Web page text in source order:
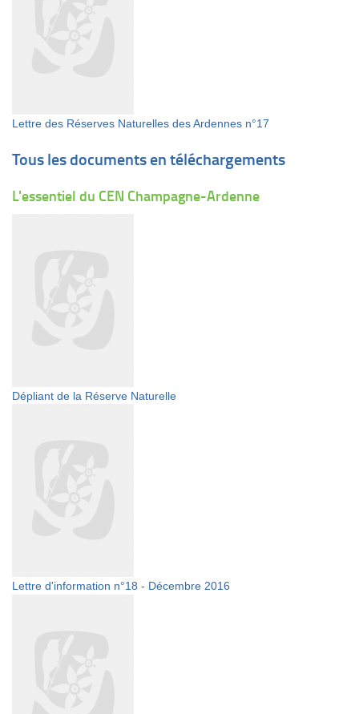
Lettre des Réserves Naturelles des Ardennes n°17
Tous les documents en téléchargements
L'essentiel du CEN Champagne-Ardenne
Dépliant de la Réserve Naturelle
Lettre d'information n°18 - Décembre 2016